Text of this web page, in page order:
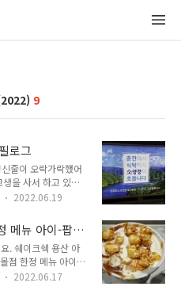
9
로그
줄이 오락가락했어
을 사서 하고 있는
아니고 다 제 돈 주
올라왔어요. 죽을 맛
. 밖으로 내색은 안
고 있었어요. "제발
산 아이파크몰 한정
는데 벌써 괴로움
2022.06.19
메뉴 아이-팝
든 여행기 07
. 쉐이크쉑 용산 아
점 한정 메뉴 아이스
계획한 것을 다 끝
2022.06.17